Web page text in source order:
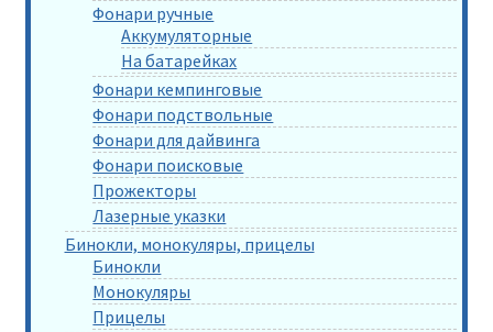
Фонари ручные
Аккумуляторные
На батарейках
Фонари кемпинговые
Фонари подствольные
Фонари для дайвинга
Фонари поисковые
Прожекторы
Лазерные указки
Бинокли, монокуляры, прицелы
Бинокли
Монокуляры
Прицелы